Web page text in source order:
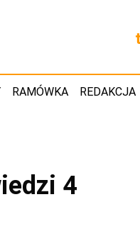
RAMÓWKA REDAKCJA
4